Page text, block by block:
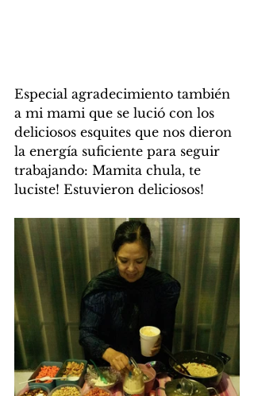
Especial agradecimiento también
a mi mami que se lució con los
deliciosos esquites que nos dieron
la energía suficiente para seguir
trabajando: Mamita chula, te
luciste! Estuvieron deliciosos!